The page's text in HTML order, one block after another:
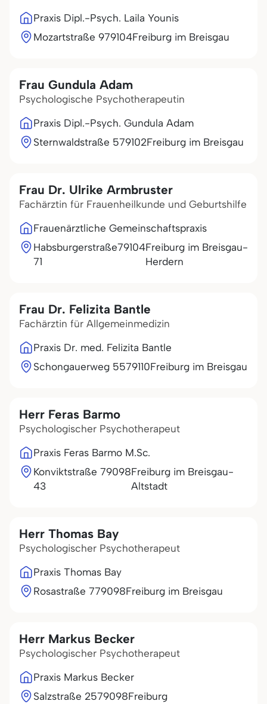
Praxis Dipl.-Psych. Laila Younis
Mozartstraße 979104Freiburg im Breisgau
Frau Gundula Adam
Psychologische Psychotherapeutin
Praxis Dipl.-Psych. Gundula Adam
Sternwaldstraße 579102Freiburg im Breisgau
Frau Dr. Ulrike Armbruster
Fachärztin für Frauenheilkunde und Geburtshilfe
Frauenärztliche Gemeinschaftspraxis
Habsburgerstraße
71
79104Freiburg im Breisgau-
Herdern
Frau Dr. Felizita Bantle
Fachärztin für Allgemeinmedizin
Praxis Dr. med. Felizita Bantle
Schongauerweg 5579110Freiburg im Breisgau
Herr Feras Barmo
Psychologischer Psychotherapeut
Praxis Feras Barmo M.Sc.
Konviktstraße
43
79098Freiburg im Breisgau-
Altstadt
Herr Thomas Bay
Psychologischer Psychotherapeut
Praxis Thomas Bay
Rosastraße 779098Freiburg im Breisgau
Herr Markus Becker
Psychologischer Psychotherapeut
Praxis Markus Becker
Salzstraße 2579098Freiburg